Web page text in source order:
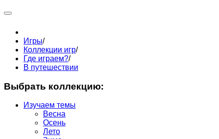
Игры/
Коллекции игр/
Где играем?/
В путешествии
Выбрать коллекцию:
Изучаем темы
Весна
Осень
Лето